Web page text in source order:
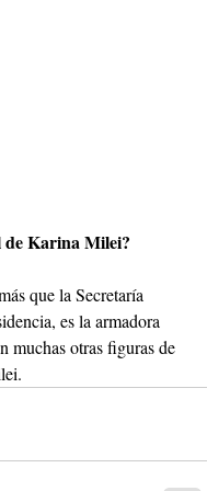
de Karina Milei?
que la Secretaría
es la armadora
muchas otras figuras de